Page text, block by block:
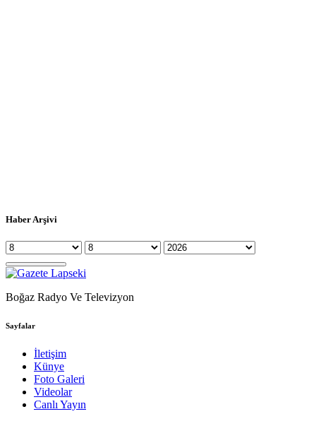
Haber Arşivi
Boğaz Radyo Ve Televizyon
Sayfalar
İletişim
Künye
Foto Galeri
Videolar
Canlı Yayın